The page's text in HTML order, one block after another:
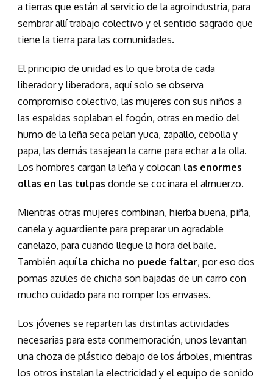
a tierras que están al servicio de la agroindustria, para
sembrar allí trabajo colectivo y el sentido sagrado que
tiene la tierra para las comunidades.
El principio de unidad es lo que brota de cada
liberador y liberadora, aquí solo se observa
compromiso colectivo, las mujeres con sus niños a
las espaldas soplaban el fogón, otras en medio del
humo de la leña seca pelan yuca, zapallo, cebolla y
papa, las demás tasajean la carne para echar a la olla.
Los hombres cargan la leña y colocan las enormes
ollas en las tulpas donde se cocinara el almuerzo.
Mientras otras mujeres combinan, hierba buena, piña,
canela y aguardiente para preparar un agradable
canelazo, para cuando llegue la hora del baile.
También aquíla chicha no puede faltar, por eso dos
pomas azules de chicha son bajadas de un carro con
mucho cuidado para no romper los envases.
Los jóvenes se reparten las distintas actividades
necesarias para esta conmemoración, unos levantan
una choza de plástico debajo de los árboles, mientras
los otros instalan la electricidad y el equipo de sonido